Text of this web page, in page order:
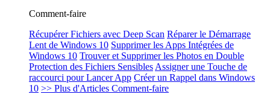
Comment-faire
Récupérer Fichiers avec Deep Scan Réparer le Démarrage
Lent de Windows 10 Supprimer les Apps Intégrées de
Windows 10 Trouver et Supprimer les Photos en Double
Protection des Fichiers Sensibles Assigner une Touche de
raccourci pour Lancer App Créer un Rappel dans Windows
10 >> Plus d'Articles Comment-faire